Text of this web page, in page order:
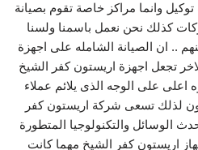
وانما مراكز خاصة تقوم بصيانة
كذلك نحن نعمل باسمنا ولسنا
.. ان الصيانة الشامله على اجهزة
تجعل اجهزة اريستون كفر الشيخ
على الوجه الذى يلائم عملاء
لذلك تسعى شركة اريستون كفر
الوسائل والتكنولوجيا المتطورة
اريستون كفر الشيخ مهما كانت